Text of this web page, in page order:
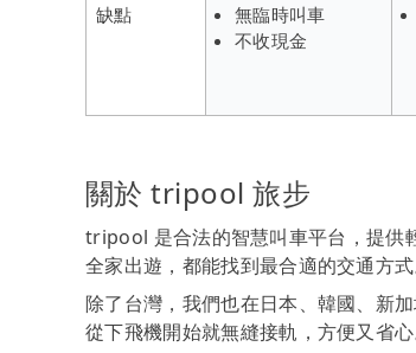
缺點
無臨時叫車
不收現金
關於 tripool 旅步
tripool 是合法的智慧叫車平台，提供
全家出遊，都能找到最合適的交通方式
除了台灣，我們也在日本、韓國、新
從下飛機開始就無縫接軌，方便又省心